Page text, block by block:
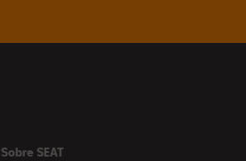
Sobre SEAT